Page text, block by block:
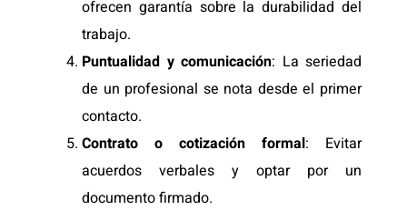
ofrecen garantía sobre la durabilidad del
trabajo.
Puntualidad y comunicación: La seriedad
de un profesional se nota desde el primer
contacto.
Contrato o cotización formal: Evitar
acuerdos verbales y optar por un
documento firmado.